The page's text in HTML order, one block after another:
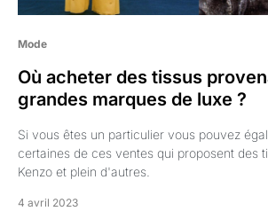
Mode
Où acheter des tissus
grandes marques de luxe ?
Si vous êtes un particulier vous pouvez
certaines de ces ventes qui proposent des
Kenzo et plein d'autres.
4 avril 2023